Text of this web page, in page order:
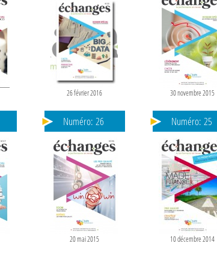
26 février 2016 30 novembre 2015
Numéro: 26
20 mai 2015
Numéro: 25
10 décembre 2014